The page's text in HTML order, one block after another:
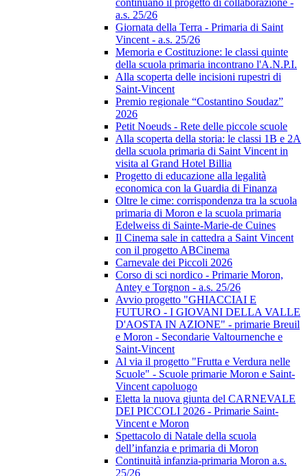
continuano il progetto di collaborazione -
a.s. 25/26
Giornata della Terra - Primaria di Saint
Vincent - a.s. 25/26
Memoria e Costituzione: le classi quinte
della scuola primaria incontrano l'A.N.P.I.
Alla scoperta delle incisioni rupestri di
Saint-Vincent
Premio regionale “Costantino Soudaz”
2026
Petit Noeuds - Rete delle piccole scuole
Alla scoperta della storia: le classi 1B e 2A
della scuola primaria di Saint Vincent in
visita al Grand Hotel Billia
Progetto di educazione alla legalità
economica con la Guardia di Finanza
Oltre le cime: corrispondenza tra la scuola
primaria di Moron e la scuola primaria
Edelweiss di Sainte-Marie-de Cuines
Il Cinema sale in cattedra a Saint Vincent
con il progetto ABCinema
Carnevale dei Piccoli 2026
Corso di sci nordico - Primarie Moron,
Antey e Torgnon - a.s. 25/26
Avvio progetto "GHIACCIAI E
FUTURO - I GIOVANI DELLA VALLE
D'AOSTA IN AZIONE" - primarie Breuil
e Moron - Secondarie Valtournenche e
Saint-Vincent
Al via il progetto "Frutta e Verdura nelle
Scuole" - Scuole primarie Moron e Saint-
Vincent capoluogo
Eletta la nuova giunta del CARNEVALE
DEI PICCOLI 2026 - Primarie Saint-
Vincent e Moron
Spettacolo di Natale della scuola
dell’infanzia e primaria di Moron
Continuità infanzia-primaria Moron a.s.
25/26